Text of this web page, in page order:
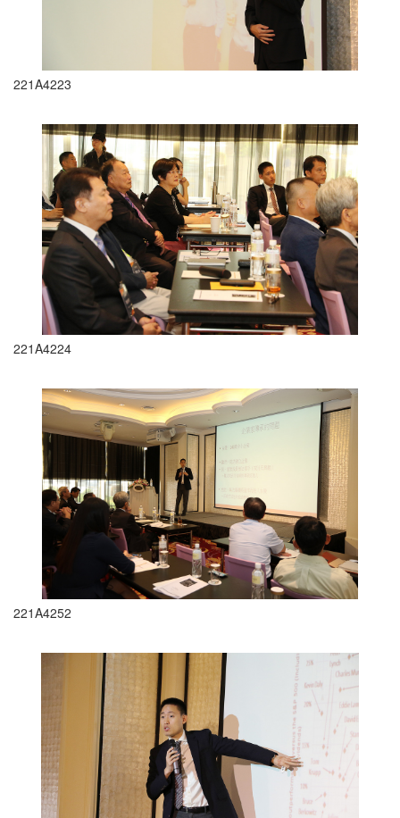
221A4223
221A4224
221A4252